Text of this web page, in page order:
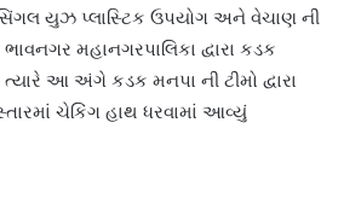
યુઝ પ્લાસ્ટિક ઉપયોગ અને વેચાણ ની
મહાનગરપાલિકા દ્વારા કડક
આ અંગે કડક મનપા ની ટીમો દ્વારા
ચેકિંગ હાથ ધરવામાં આવ્યું